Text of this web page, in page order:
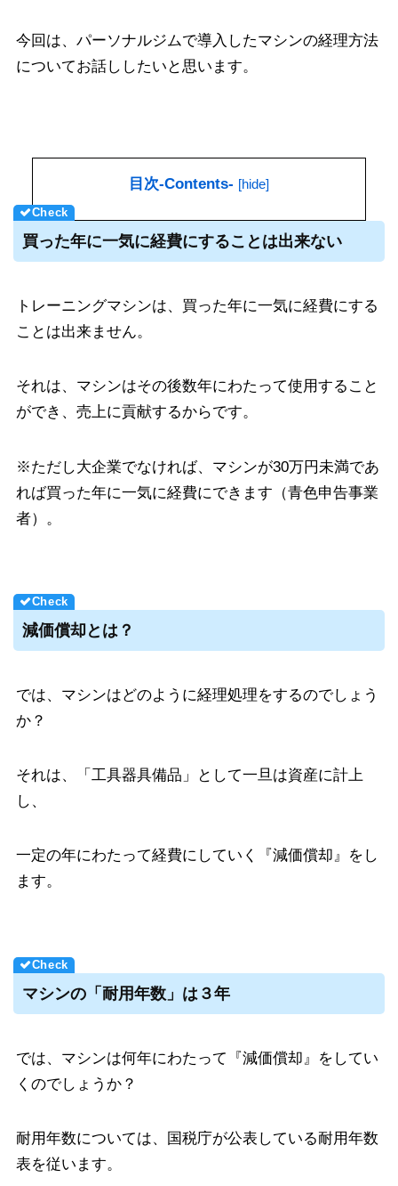
今回は、パーソナルジムで導入したマシンの経理方法
についてお話ししたいと思います。
目次-Contents- [hide]
買った年に一気に経費にすることは出来ない
トレーニングマシンは、買った年に一気に経費にする
ことは出来ません。
それは、マシンはその後数年にわたって使用すること
ができ、売上に貢献するからです。
※ただし大企業でなければ、マシンが30万円未満であ
れば買った年に一気に経費にできます（青色申告事業
者）。
減価償却とは？
では、マシンはどのように経理処理をするのでしょう
か？
それは、「工具器具備品」として一旦は資産に計上
し、
一定の年にわたって経費にしていく『減価償却』をし
ます。
マシンの「耐用年数」は３年
では、マシンは何年にわたって『減価償却』をしてい
くのでしょうか？
耐用年数については、国税庁が公表している耐用年数
表を従います。